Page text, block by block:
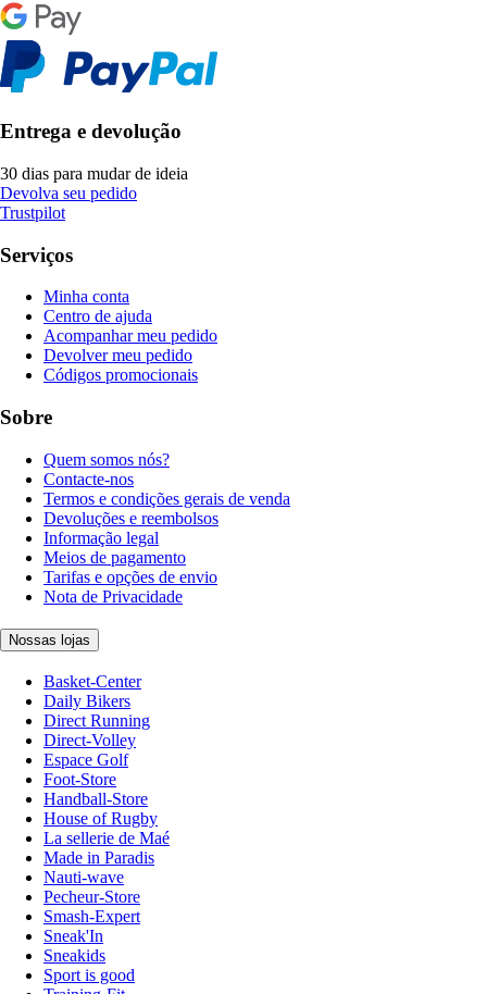
Entrega e devolução
30 dias para mudar de ideia
Devolva seu pedido
Trustpilot
Serviços
Minha conta
Centro de ajuda
Acompanhar meu pedido
Devolver meu pedido
Códigos promocionais
Sobre
Quem somos nós?
Contacte-nos
Termos e condições gerais de venda
Devoluções e reembolsos
Informação legal
Meios de pagamento
Tarifas e opções de envio
Nota de Privacidade
Nossas lojas
Basket-Center
Daily Bikers
Direct Running
Direct-Volley
Espace Golf
Foot-Store
Handball-Store
House of Rugby
La sellerie de Maé
Made in Paradis
Nauti-wave
Pecheur-Store
Smash-Expert
Sneak'In
Sneakids
Sport is good